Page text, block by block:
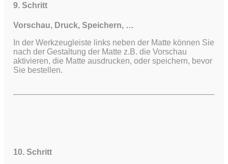
9. Schritt
Vorschau, Druck, Speichern, …
In der Werkzeugleiste links neben der Matte können Sie
nach der Gestaltung der Matte z.B. die Vorschau
aktivieren, die Matte ausdrucken, oder speichern, bevor
Sie bestellen.
10. Schritt